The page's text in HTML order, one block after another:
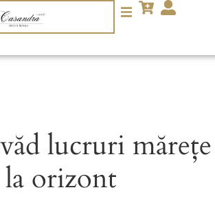
lucruri mărețe
la orizont